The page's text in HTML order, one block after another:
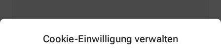
Cookie-Einwilligung verwalten